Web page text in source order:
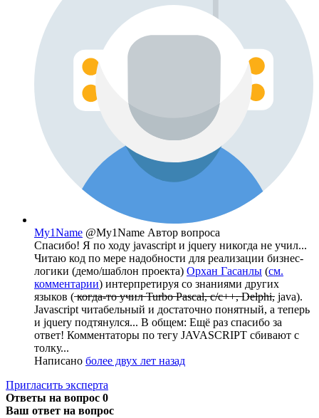
My1Name @My1Name Автор вопроса
Спасибо! Я по ходу javascript и jquery никогда не учил...
Читаю код по мере надобности для реализации бизнес-
логики (демо/шаблон проекта) Орхан Гасанлы (см.
комментарии) интерпретируя со знаниями других
языков ( ̶к̶о̶г̶д̶а̶-̶т̶о̶ ̶у̶ч̶и̶л̶ ̶T̶u̶r̶b̶o̶ ̶P̶a̶s̶c̶a̶l̶,̶ ̶c̶/̶c̶+̶+̶,̶ ̶D̶e̶l̶p̶h̶i̶, java).
Javascript читабельный и достаточно понятный, а теперь
и jquery подтянулся... В общем: Ещё раз спасибо за
ответ! Комментаторы по тегу JAVASCRIPT сбивают с
толку...
Написано более двух лет назад
Пригласить эксперта
Ответы на вопрос 0
Ваш ответ на вопрос